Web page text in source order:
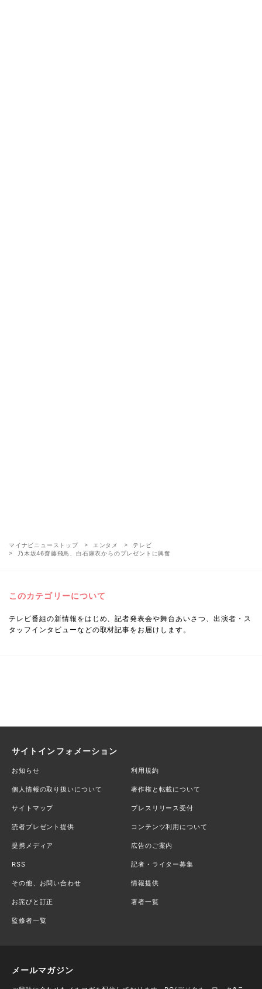
マイナビニューストップ エンタメ
テレビ
乃木坂46齋藤飛鳥、白石麻衣からのプレゼントに興奮
このカテゴリーについて
テレビ番組の新情報をはじめ、記者発表会や舞台あいさつ、出演者・ス
タッフインタビューなどの取材記事をお届けします。
サイトインフォメーション
お知らせ 利用規約
個人情報の取り扱いについて 著作権と転載について
サイトマップ プレスリリース受付
読者プレゼント提供 コンテンツ利用について
提携メディア 広告のご案内
RSS 記者・ライター募集
その他、お問い合わせ 情報提供
お詫びと訂正 著者一覧
監修者一覧
メールマガジン